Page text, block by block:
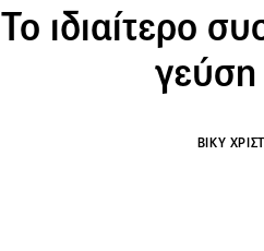
Το ιδιαίτερο
ΒΙΚΥ